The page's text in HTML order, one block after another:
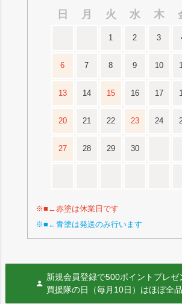
日
月 火 水 木
1 2 3
6 7 8 9 10
13 14 15 16 17
20 21 22 23 24
27 28 29 30
※■←赤塗は休業日です
※■←青塗は発送のみ行います
新規会員登録で500ポイントプレゼ
買援隊の日（毎月10日）はほぼ全